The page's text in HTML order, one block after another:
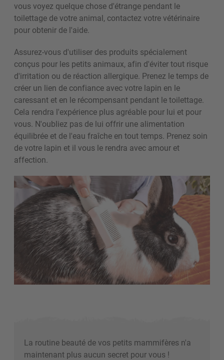
vous voyez quelque chose d'étrange pendant le
toilettage de votre animal, contactez votre vétérinaire
pour obtenir de l'aide.
Assurez-vous d'utiliser des produits spécialement
conçus pour les petits animaux, afin d'éviter tout risque
d'irritation ou de réaction allergique. Prenez le temps de
créer un lien de confiance avec votre lapin en le
caressant et en le récompensant pendant le toilettage.
Cela rendra l'expérience plus agréable pour lui et pour
vous. N'oubliez pas de lui offrir une alimentation
équilibrée et de l'eau fraîche en tout temps. Prenez soin
de votre lapin et il vous le rendra avec amour et
affection.
La routine beauté de vos petits mammifères n'a
maintenant plus aucun secret pour vous !